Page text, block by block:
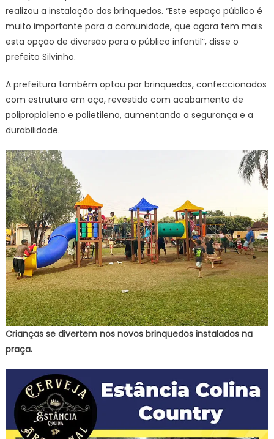
realizou a instalação dos brinquedos. “Este espaço público é
muito importante para a comunidade, que agora tem mais
esta opção de diversão para o público infantil”, disse o
prefeito Silvinho.
A prefeitura também optou por brinquedos, confeccionados
com estrutura em aço, revestido com acabamento de
polipropioleno e polietileno, aumentando a segurança e a
durabilidade.
Crianças se divertem nos novos brinquedos instalados na
praça.